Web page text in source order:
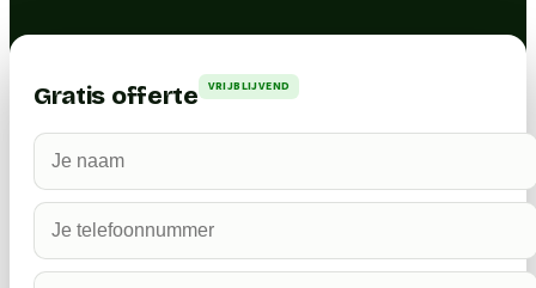
Gratis offerte VRIJBLIJVEND